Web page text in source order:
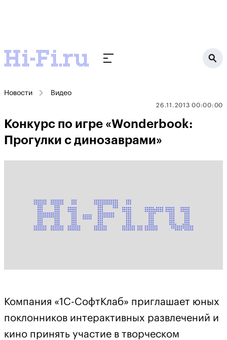
Новости Видео
26.11.2013 00:00:00
Конкурс по игре «Wonderbook:
Прогулки с динозаврами»
Компания «1С-СофтКлаб» приглашает юных
поклонников интерактивных развлечений и
кино принять участие в творческом